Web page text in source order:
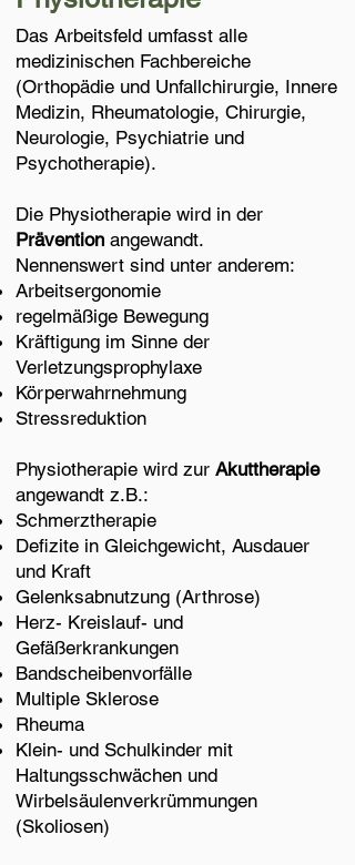
Das Arbeitsfeld umfasst alle
medizinischen Fachbereiche
(Orthopädie und Unfallchirurgie, Innere
Medizin, Rheumatologie, Chirurgie,
Neurologie, Psychiatrie und
Psychotherapie).
Die Physiotherapie wird in der
Prävention angewandt.
Nennenswert sind unter anderem:
Arbeitsergonomie
regelmäßige Bewegung
Kräftigung im Sinne der
Verletzungsprophylaxe
Körperwahrnehmung
Stressreduktion
Physiotherapie wird zur Akuttherapie
angewandt z.B.:
Schmerztherapie
Defizite in Gleichgewicht, Ausdauer
und Kraft
Gelenksabnutzung (Arthrose)
Herz- Kreislauf- und
Gefäßerkrankungen
Bandscheibenvorfälle
Multiple Sklerose
Rheuma
Klein- und Schulkinder mit
Haltungsschwächen und
Wirbelsäulenverkrümmungen
(Skoliosen)